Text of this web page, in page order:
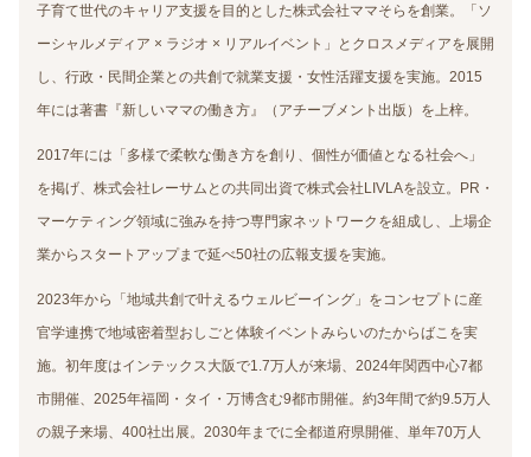
子育て世代のキャリア支援を目的とした株式会社ママそらを創業。「ソ
ーシャルメディア × ラジオ × リアルイベント」とクロスメディアを展開
し、行政・民間企業との共創で就業支援・女性活躍支援を実施。2015
年には著書『新しいママの働き方』（アチーブメント出版）を上梓。
2017年には「多様で柔軟な働き方を創り、個性が価値となる社会へ」
を掲げ、株式会社レーサムとの共同出資で株式会社LIVLAを設立。PR・
マーケティング領域に強みを持つ専門家ネットワークを組成し、上場企
業からスタートアップまで延べ50社の広報支援を実施。
2023年から「地域共創で叶えるウェルビーイング」をコンセプトに産
官学連携で地域密着型おしごと体験イベントみらいのたからばこを実
施。初年度はインテックス大阪で1.7万人が来場、2024年関西中心7都
市開催、2025年福岡・タイ・万博含む9都市開催。約3年間で約9.5万人
の親子来場、400社出展。2030年までに全都道府県開催、単年70万人